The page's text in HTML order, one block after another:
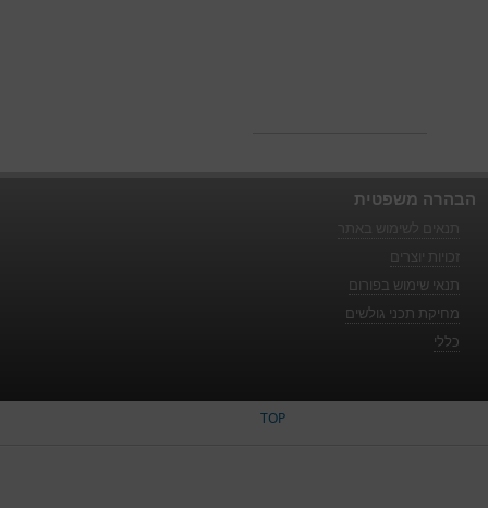
הבהרה משפטית
זכויות יוצרים
תנאי שימוש בפורום
מחיקת תכני גולשים
כללי
TOP